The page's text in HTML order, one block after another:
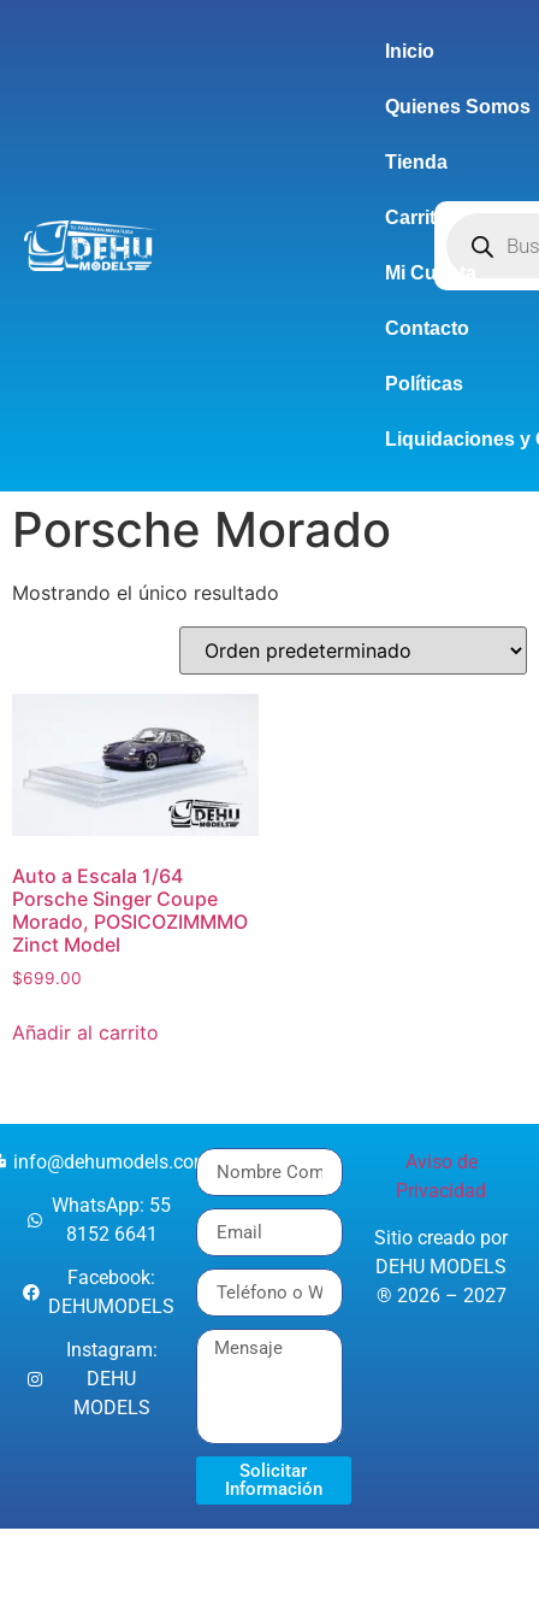
Inicio
Quienes Somos
Tienda
Carrito
Mi Cuenta
Contacto
Políticas
Liquidaciones y
Porsche Morado
Mostrando el único resultado
Auto a Escala 1/64
Porsche Singer Coupe
Morado, POSICOZIMMMO
Zinct Model
$699.00
Añadir al carrito
info@dehumodels.com
WhatsApp: 55
8152 6641
Facebook:
DEHUMODELS
Instagram:
DEHU
MODELS
Solicitar
Información
Aviso de
Privacidad
Sitio creado por
DEHU MODELS
® 2026 – 2027